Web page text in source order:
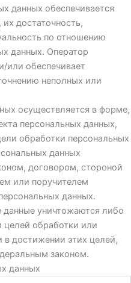
данных обеспечивается
достаточность,
по отношению
данных. Оператор
или обеспечивает
неполных или
осуществляется в форме,
персональных данных,
обработки персональных
данных
договором, стороной
или поручителем
данных.
уничтожаются либо
обработки или
в достижении этих целей,
законом.
данных